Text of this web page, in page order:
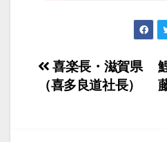
投
稿
喜楽長・滋賀県
（喜多良道社長）